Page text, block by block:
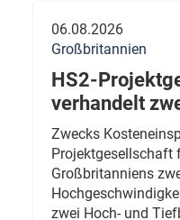
06.08.2026
Großbritannien
HS2-
verhandelt
Zwecks
Projektgesellschaft
Großbritanniens
zwei Hoch- und